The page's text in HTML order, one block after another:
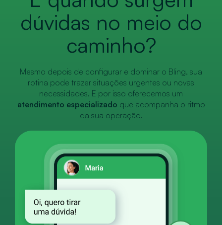
dúvidas no meio do
caminho?
Mesmo depois de configurar e dominar o Bling, sua
rotina pode trazer situações urgentes ou novas
necessidades. E por isso oferecemos um
atendimento especializado que acompanha o ritmo
da sua operação.